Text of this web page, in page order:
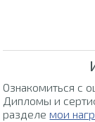
Ознакомиться с
Дипломы и
разделемои